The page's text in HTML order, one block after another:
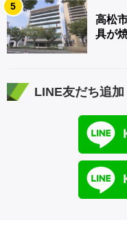
5
高松
具が
LINE友だち追加